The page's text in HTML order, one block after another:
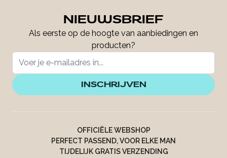
NIEUWSBRIEF
Als eerste op de hoogte van aanbiedingen en
producten?
INSCHRIJVEN
OFFICIËLE WEBSHOP
PERFECT PASSEND, VOOR ELKE MAN
TIJDELIJK GRATIS VERZENDING